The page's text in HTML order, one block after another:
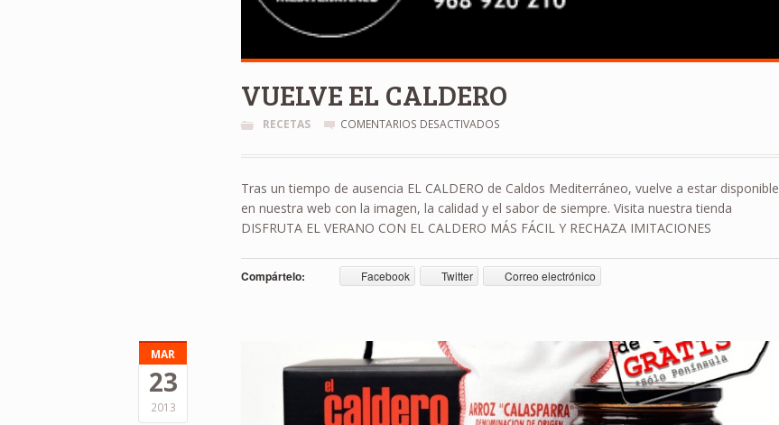
VUELVE EL CALDERO
RECETAS COMENTARIOS DESACTIVADOS
Tras un tiempo de ausencia EL CALDERO de Caldos Mediterráneo, vuelve a estar disponible
en nuestra web con la imagen, la calidad y el sabor de siempre. Visita nuestra tienda
DISFRUTA EL VERANO CON EL CALDERO MÁS FÁCIL Y RECHAZA IMITACIONES
Compártelo: Facebook Twitter Correo electrónico
MAR
23
2013